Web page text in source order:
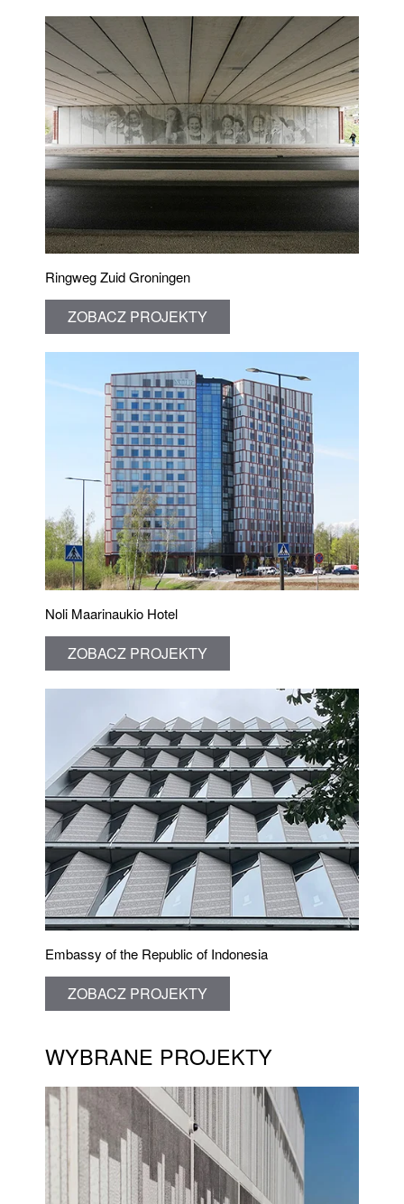
Ringweg Zuid Groningen
ZOBACZ PROJEKTY
Noli Maarinaukio Hotel
ZOBACZ PROJEKTY
Embassy of the Republic of Indonesia
ZOBACZ PROJEKTY
WYBRANE PROJEKTY